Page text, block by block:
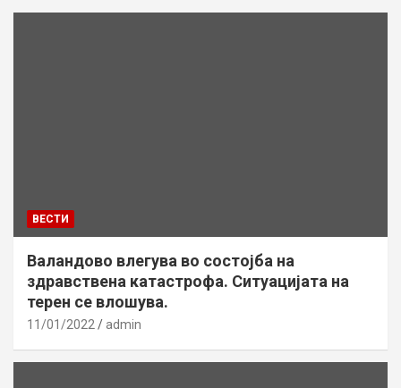
ВЕСТИ
Валандово влегува во состојба на
здравствена катастрофа. Ситуацијата на
терен се влошува.
11/01/2022 admin